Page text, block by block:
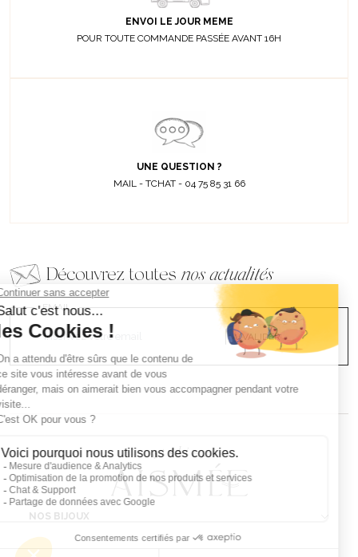
ENVOI LE JOUR MEME
POUR TOUTE COMMANDE PASSÉE AVANT 16H
UNE QUESTION ?
MAIL - TCHAT - 04 75 85 31 66
Découvrez toutes nos actualités
EMAIL
VALIDER
NOS BIJOUX